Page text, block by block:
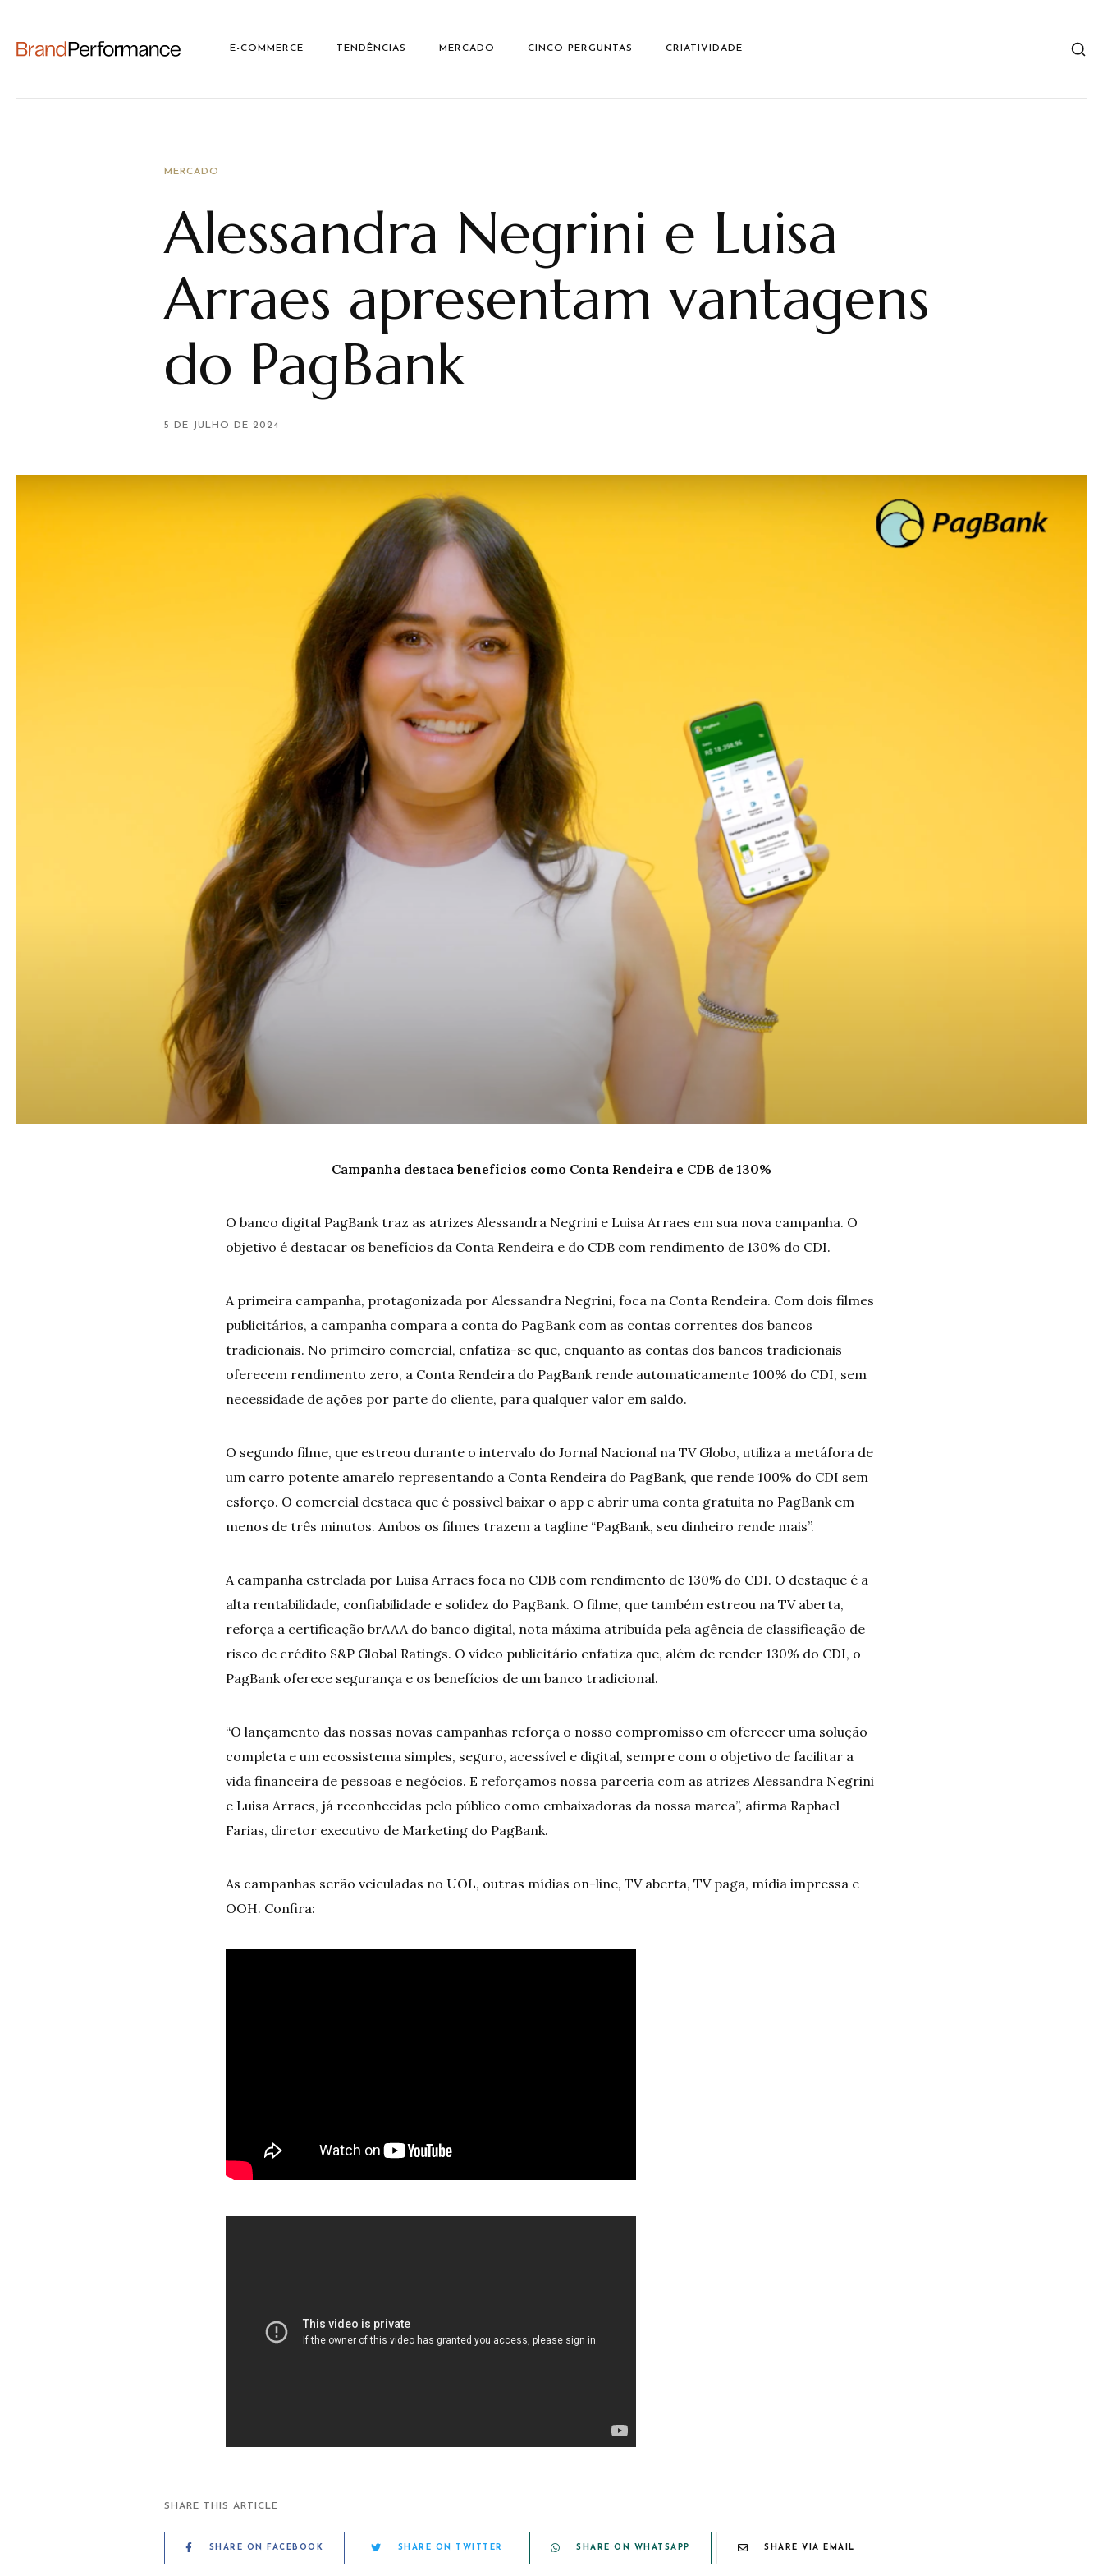
E-COMMERCE TENDÊNCIAS MERCADO CINCO PERGUNTAS CRIATIVIDADE
MERCADO
Alessandra Negrini e Luisa
Arraes apresentam vantagens
do PagBank
5 DE JULHO DE 2024
Campanha destaca benefícios como Conta Rendeira e CDB de 130%
O banco digital PagBank traz as atrizes Alessandra Negrini e Luisa Arraes em sua nova campanha. O
objetivo é destacar os benefícios da Conta Rendeira e do CDB com rendimento de 130% do CDI.
A primeira campanha, protagonizada por Alessandra Negrini, foca na Conta Rendeira. Com dois filmes
publicitários, a campanha compara a conta do PagBank com as contas correntes dos bancos
tradicionais. No primeiro comercial, enfatiza-se que, enquanto as contas dos bancos tradicionais
oferecem rendimento zero, a Conta Rendeira do PagBank rende automaticamente 100% do CDI, sem
necessidade de ações por parte do cliente, para qualquer valor em saldo.
O segundo filme, que estreou durante o intervalo do Jornal Nacional na TV Globo, utiliza a metáfora de
um carro potente amarelo representando a Conta Rendeira do PagBank, que rende 100% do CDI sem
esforço. O comercial destaca que é possível baixar o app e abrir uma conta gratuita no PagBank em
menos de três minutos. Ambos os filmes trazem a tagline “PagBank, seu dinheiro rende mais”.
A campanha estrelada por Luisa Arraes foca no CDB com rendimento de 130% do CDI. O destaque é a
alta rentabilidade, confiabilidade e solidez do PagBank. O filme, que também estreou na TV aberta,
reforça a certificação brAAA do banco digital, nota máxima atribuída pela agência de classificação de
risco de crédito S&P Global Ratings. O vídeo publicitário enfatiza que, além de render 130% do CDI, o
PagBank oferece segurança e os benefícios de um banco tradicional.
“O lançamento das nossas novas campanhas reforça o nosso compromisso em oferecer uma solução
completa e um ecossistema simples, seguro, acessível e digital, sempre com o objetivo de facilitar a
vida financeira de pessoas e negócios. E reforçamos nossa parceria com as atrizes Alessandra Negrini
e Luisa Arraes, já reconhecidas pelo público como embaixadoras da nossa marca”, afirma Raphael
Farias, diretor executivo de Marketing do PagBank.
As campanhas serão veiculadas no UOL, outras mídias on-line, TV aberta, TV paga, mídia impressa e
OOH. Confira:
SHARE THIS ARTICLE
SHARE ON FACEBOOK SHARE ON TWITTER SHARE ON WHATSAPP SHARE VIA EMAIL